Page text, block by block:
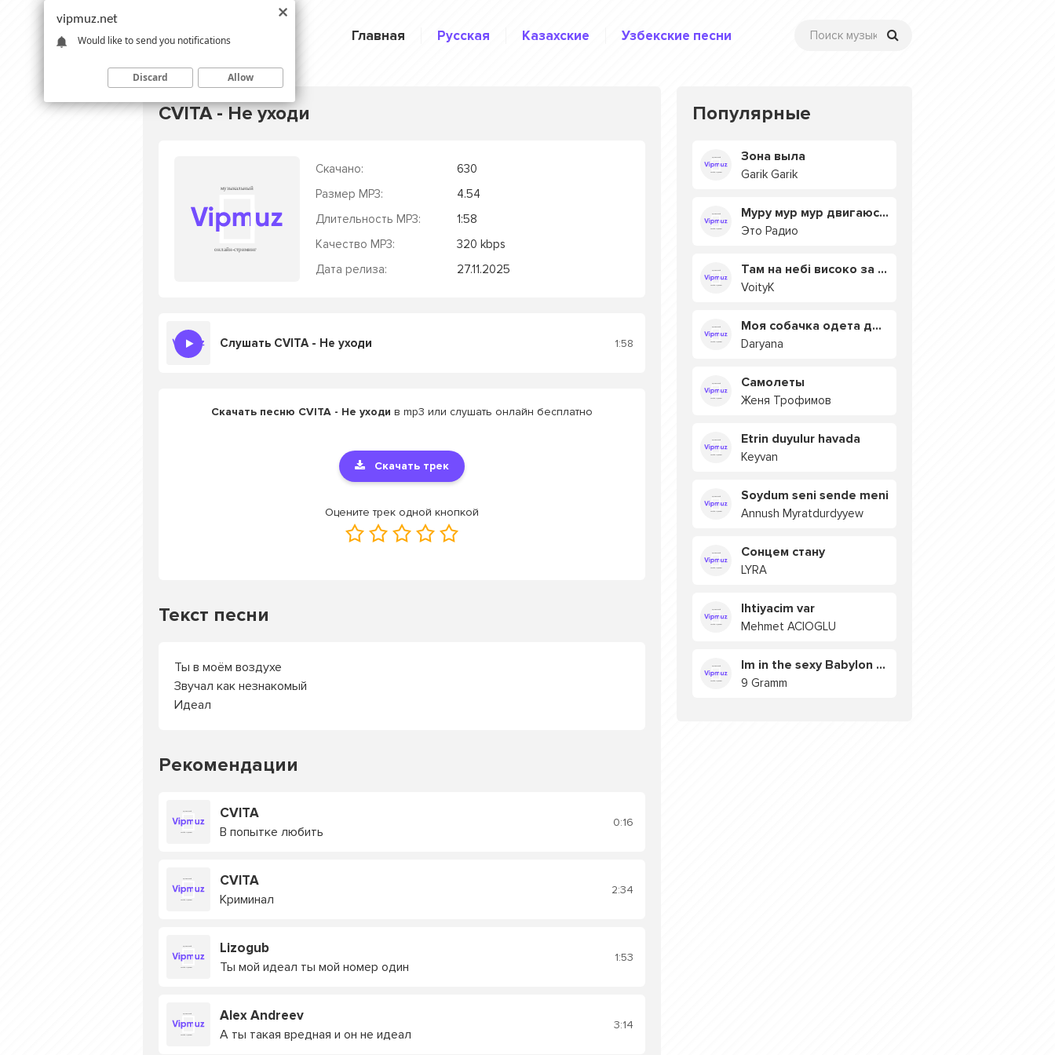
Главная Русская Казахские Узбекские песни
CVITA - Не уходи
Скачано:
630
Размер MP3:
4.54
Длительность MP3:
1:58
Качество MP3:
320 kbps
Дата релиза:
27.11.2025
Слушать CVITA - Не уходи 1:58
Скачать песню CVITA - Не уходи в mp3 или слушать онлайн бесплатно
Скачать трек
Оцените трек одной кнопкой
Текст песни
Ты в моём воздухе
Звучал как незнакомый
Идеал
Рекомендации
CVITA
В попытке любить
0:16
CVITA
Криминал
2:34
Lizogub
Ты мой идеал ты мой номер один
1:53
Alex Andreev
А ты такая вредная и он не идеал
3:14
Популярные
Зона выла
Garik Garik
Муру мур мур двигаюсь на мурмулях
Это Радио
Там на небі високо за хмарами
VoityK
Моя собачка одета дороже тебя
Daryana
Самолеты
Женя Трофимов
Etrin duyulur havada
Keyvan
Soydum seni sende meni
Annush Myratdurdyyew
Сонцем стану
LYRA
Ihtiyacim var
Mehmet ACIOGLU
Im in the sexy Babylon БУЯ
9 Gramm
vipmuz.net
Would like to send you notifications
Discard Allow